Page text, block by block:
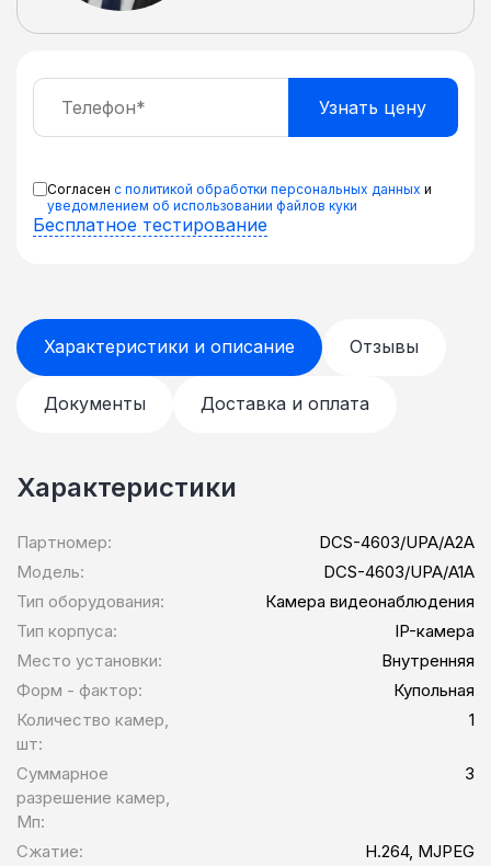
Согласен с политикой обработки персональных данных и
уведомлением об использовании файлов куки
Бесплатное тестирование
Характеристики и описание Отзывы
Документы Доставка и оплата
Характеристики
Партномер:
DCS-4603/UPA/A2A
Модель:
DCS-4603/UPA/A1A
Тип оборудования:
Камера видеонаблюдения
Тип корпуса:
IP-камера
Место установки:
Внутренняя
Форм - фактор:
Купольная
Количество камер,
шт:
1
Суммарное
разрешение камер,
Мп:
3
Сжатие: H.264, MJPEG